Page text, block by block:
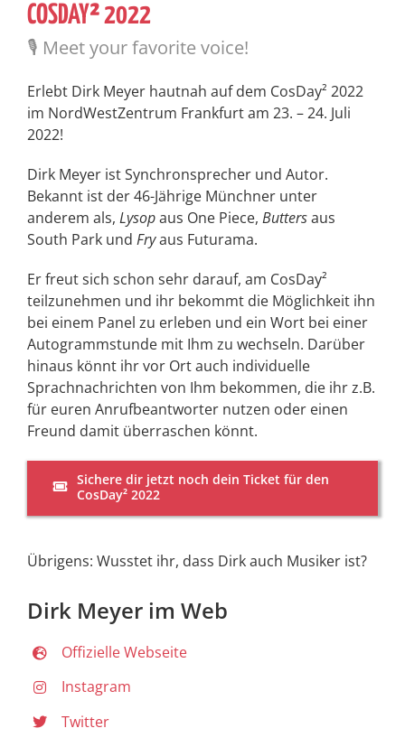
COSDAY² 2022
🎙️ Meet your favorite voice!
Erlebt Dirk Meyer hautnah auf dem CosDay² 2022
im NordWestZentrum Frankfurt am 23. – 24. Juli
2022!
Dirk Meyer ist Synchronsprecher und Autor.
Bekannt ist der 46-Jährige Münchner unter
anderem als, Lysopaus One Piece, Buttersaus
South Park und Fryaus Futurama.
Er freut sich schon sehr darauf, am CosDay²
teilzunehmen und ihr bekommt die Möglichkeit ihn
bei einem Panel zu erleben und ein Wort bei einer
Autogrammstunde mit Ihm zu wechseln. Darüber
hinaus könnt ihr vor Ort auch individuelle
Sprachnachrichten von Ihm bekommen, die ihr z.B.
für euren Anrufbeantworter nutzen oder einen
Freund damit überraschen könnt.
Sichere dir jetzt noch dein Ticket für den
CosDay² 2022
Übrigens: Wusstet ihr, dass Dirk auch Musiker ist?
Dirk Meyer im Web
Offizielle Webseite
Instagram
Twitter